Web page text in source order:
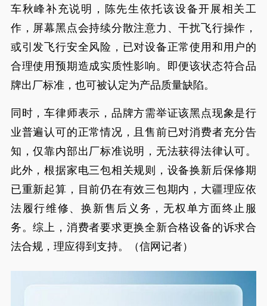
车秋峰补充说明，陈先生依托该设备开展相关工
作，屏幕黑点会持续分散注意力、干扰飞行操作，
或引发飞行安全风险，已对设备正常使用和用户的
合理使用预期造成实质性影响。即便该状态符合品
牌出厂标准，也可被认定为产品质量缺陷。
同时，车律师表示，品牌方需举证该黑点现象是行
业普遍认可的正常情况，且售前已对消费者充分告
知，仅靠内部出厂标准说明，无法获得法律认可。
此外，根据家电三包相关规则，设备换新后保修期
已重新起算，目前仍在有效三包期内，大疆理应依
法履行维修、换新售后义务，无权单方面终止服
务。综上，消费者要求更换全新合格设备的诉求合
法合规，理应得到支持。（信网记者）